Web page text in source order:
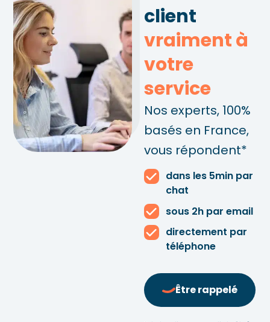
client
vraiment à
votre
service
Nos experts, 100%
basés en France,
vous répondent*
dans les 5min par
chat
sous 2h par email
directement par
téléphone
Être rappelé